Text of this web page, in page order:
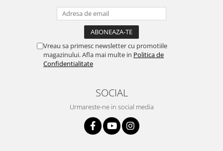
Vreau sa primesc newsletter cu promotiile
magazinului. Afla mai multe in Politica de
Confidentialitate
SOCIAL
Urmareste-ne in social media